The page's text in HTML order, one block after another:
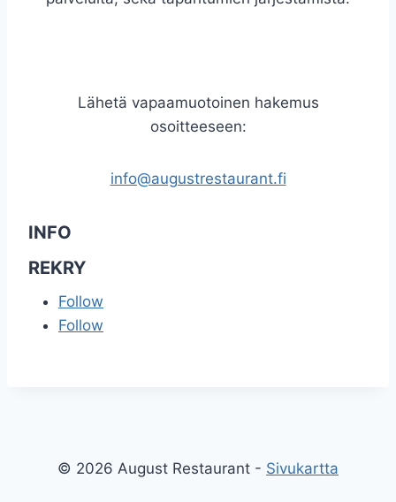
Lähetä vapaamuotoinen hakemus
osoitteeseen:
info@augustrestaurant.fi
INFO
REKRY
Follow
Follow
© 2026 August Restaurant - Sivukartta